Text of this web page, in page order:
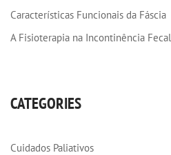
Características Funcionais da Fáscia
A Fisioterapia na Incontinência Fecal
CATEGORIES
Cuidados Paliativos